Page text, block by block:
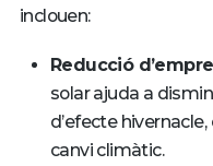
inclouen:
Reducció
solar ajuda a
d’efecte
canvi climàtic.